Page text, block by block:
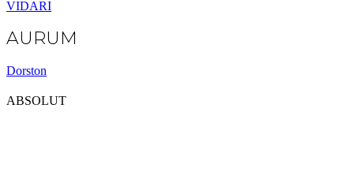
VIDARI
AURUM
Dorston
ABSOLUT